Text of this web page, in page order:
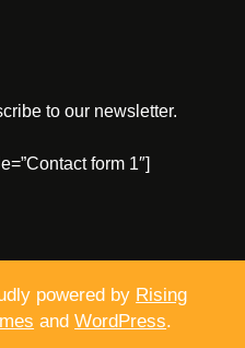
to our newsletter.
form 1″]
powered by Rising
andWordPress.